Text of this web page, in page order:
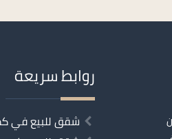
روابط سريعة
شقق للبيع في